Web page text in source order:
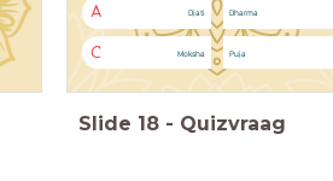
A Djati Dharma
C Moksha Puja
Slide 18 - Quizvraag